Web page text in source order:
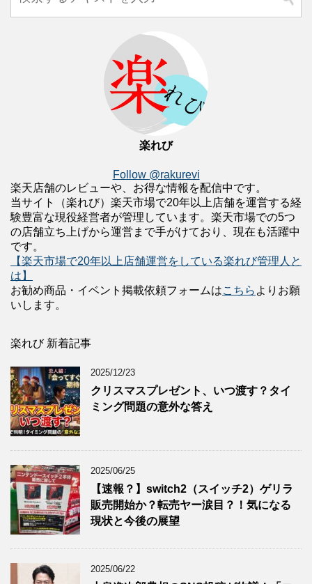
楽れび
Follow @rakurevi
楽天店舗のレビューや、お得な情報を配信中です。
当サイト（楽れび）楽天市場で20年以上店舗を運営する経
験豊富な現役経営者が管理しています。楽天市場での5つ
の店舗立ち上げから運営まで手がけており、現在も活躍中
です。
【楽天市場で20年以上店舗運営をしている楽れび管理人と
は】
お勧め商品・イベント掲載依頼フォームはこちら よりお願
いします。
楽れび 新着記事
2025/12/23
クリスマスプレゼント、いつ渡す？タイ
ミング問題の意外な答え
2025/06/25
【速報？】switch2（スイッチ2）ゲリラ
販売開始か？転売ヤー涙目？！気になる
現状と今後の展望
2025/06/22